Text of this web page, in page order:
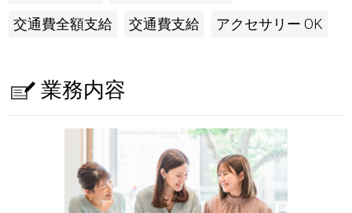
交通費全額支給 交通費支給 アクセサリー OK
業務内容